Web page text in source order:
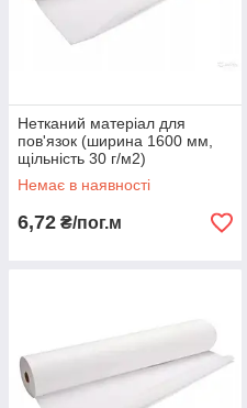
Нетканий матеріал для
пов'язок (ширина 1600 мм,
щільність 30 г/м2)
Немає в наявності
6,72 ₴/пог.м